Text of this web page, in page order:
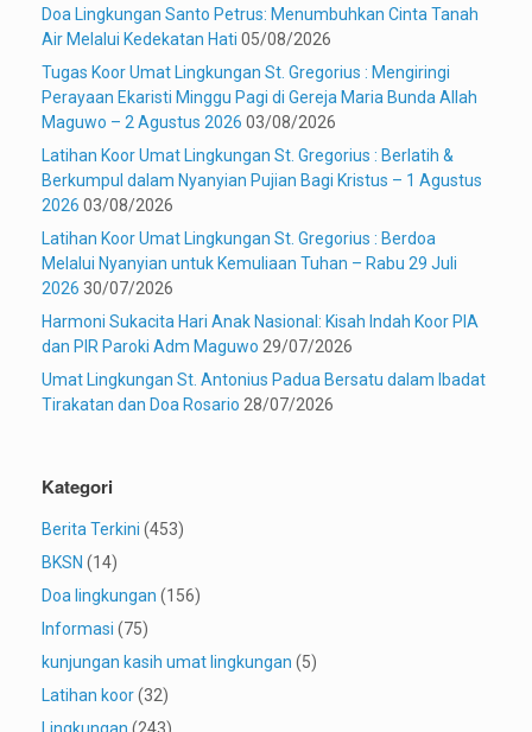
Doa Lingkungan Santo Petrus: Menumbuhkan Cinta Tanah
Air Melalui Kedekatan Hati 05/08/2026
Tugas Koor Umat Lingkungan St. Gregorius : Mengiringi
Perayaan Ekaristi Minggu Pagi di Gereja Maria Bunda Allah
Maguwo – 2 Agustus 2026 03/08/2026
Latihan Koor Umat Lingkungan St. Gregorius : Berlatih &
Berkumpul dalam Nyanyian Pujian Bagi Kristus – 1 Agustus
2026 03/08/2026
Latihan Koor Umat Lingkungan St. Gregorius : Berdoa
Melalui Nyanyian untuk Kemuliaan Tuhan – Rabu 29 Juli
2026 30/07/2026
Harmoni Sukacita Hari Anak Nasional: Kisah Indah Koor PIA
dan PIR Paroki Adm Maguwo 29/07/2026
Umat Lingkungan St. Antonius Padua Bersatu dalam Ibadat
Tirakatan dan Doa Rosario 28/07/2026
Kategori
Berita Terkini (453)
BKSN (14)
Doa lingkungan (156)
Informasi (75)
kunjungan kasih umat lingkungan (5)
Latihan koor(32)
Lingkungan (243)